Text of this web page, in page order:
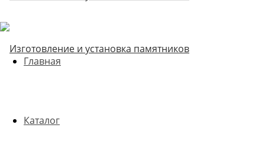
Главная
Каталог